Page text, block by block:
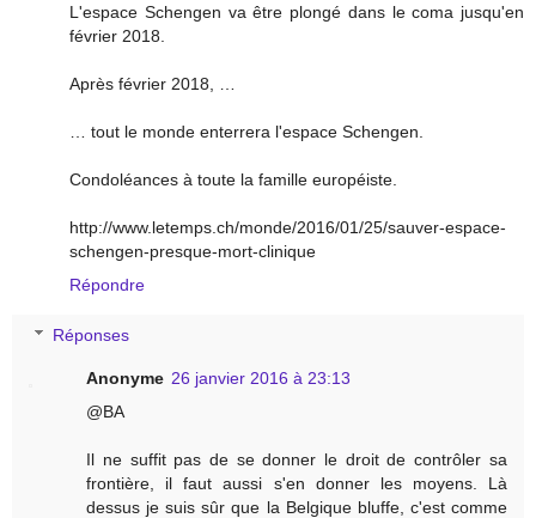
L'espace Schengen va être plongé dans le coma jusqu'en
février 2018.
Après février 2018, …
… tout le monde enterrera l'espace Schengen.
Condoléances à toute la famille européiste.
http://www.letemps.ch/monde/2016/01/25/sauver-espace-
schengen-presque-mort-clinique
Répondre
Réponses
Anonyme 26 janvier 2016 à 23:13
@BA
Il ne suffit pas de se donner le droit de contrôler sa
frontière, il faut aussi s'en donner les moyens. Là
dessus je suis sûr que la Belgique bluffe, c'est comme